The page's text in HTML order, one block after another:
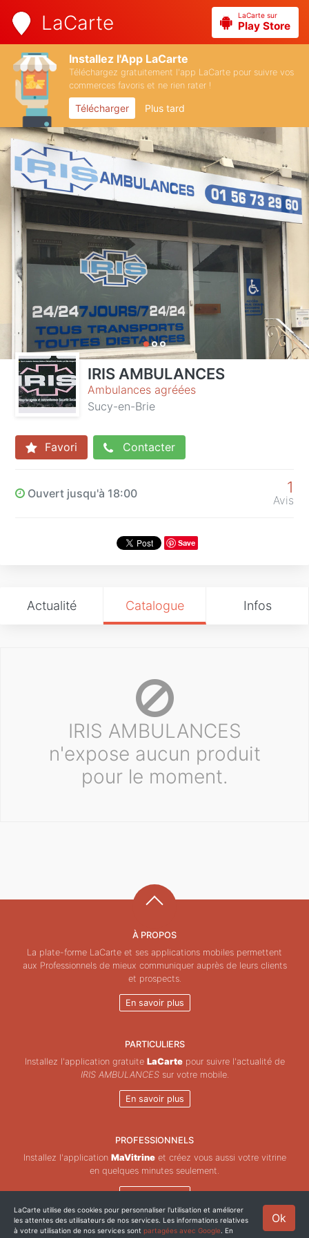
LaCarte LaCarte sur
Play Store
Installez l'App LaCarte
Téléchargez gratuitement l'app LaCarte pour suivre vos
commerces favoris et ne rien rater !
Télécharger Plus tard
IRIS AMBULANCES
Ambulances agréées
Sucy-en-Brie
Favori Contacter
Ouvert jusqu'à 18:00 1
Avis
Save
Actualité Catalogue Infos
IRIS AMBULANCES
n'expose aucun produit
pour le moment.
À PROPOS
La plate-forme LaCarte et ses applications mobiles permettent
aux Professionnels de mieux communiquer auprès de leurs clients
et prospects.
En savoir plus
PARTICULIERS
Installez l'application gratuite LaCartepour suivre l'actualité de
IRIS AMBULANCESsur votre mobile.
En savoir plus
PROFESSIONNELS
Installez l'application MaVitrineet créez vous aussi votre vitrine
en quelques minutes seulement.
En savoir plus
Copyright © ZeMAP 2026 - Tous droits réservés. Ok
LaCarte utilise des cookies pour personnaliser l'utilisation et améliorer
les attentes des utilisateurs de nos services. Les informations relatives
à votre utilisation de nos services sont partagées avec Google . En